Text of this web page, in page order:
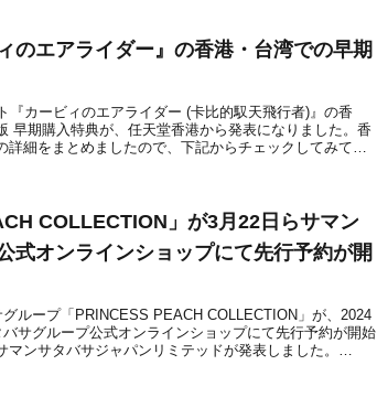
のエアライダー』の香港・台湾での早期
『カービィのエアライダー (卡比的馭天飛行者)』の香
早期購入特典が、任天堂香港から発表になりました。香
細をまとめましたので、下記からチェックしてみてく
COLLECTION」が3月22日らサマン
式オンラインショップにて先行予約が開
ループ「PRINCESS PEACH COLLECTION」が、2024
サグループ公式オンラインショップにて先行予約が開始
マンサタバサジャパンリミテッドが発表しました。